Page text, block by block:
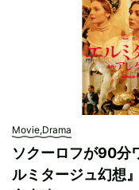
Movie,Drama
ソクーロフが90分
ルミタージュ幻想